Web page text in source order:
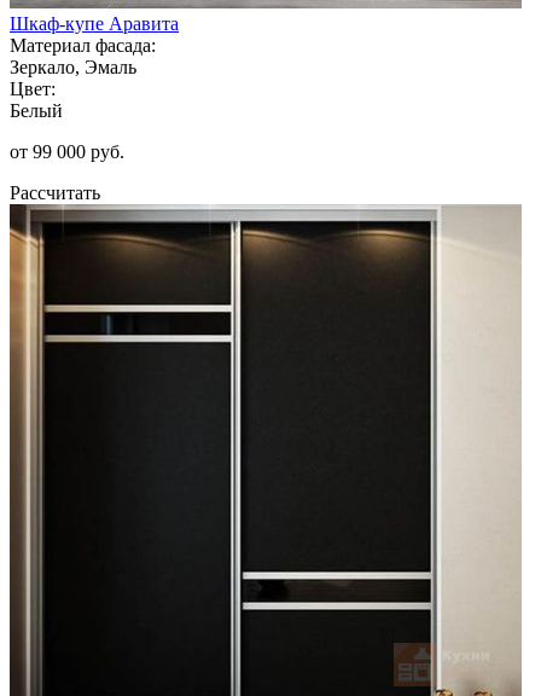
Шкаф-купе Аравита
Материал фасада:
Зеркало, Эмаль
Цвет:
Белый
от 99 000 руб.
Рассчитать